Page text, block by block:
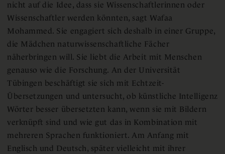
nicht auf die Idee, dass sie Wissenschaftlerinnen oder
Wissenschaftler werden könnten, sagt Wafaa
Mohammed. Sie engagiert sich deshalb in einer Gruppe,
die Mädchen naturwissenschaftliche Fächer
näherbringen will. Sie liebt die Arbeit mit Menschen
genauso wie die Forschung. An der Universität
Tübingen beschäftigt sie sich mit Echtzeit-
Übersetzungen und untersucht, ob künstliche Intelligenz
Wörter besser übersetzten kann, wenn sie mit Bildern
verknüpft sind und wie gut das in Kombination mit
mehreren Sprachen funktioniert. Am Anfang mit
Englisch und Deutsch, später vielleicht mit ihrer